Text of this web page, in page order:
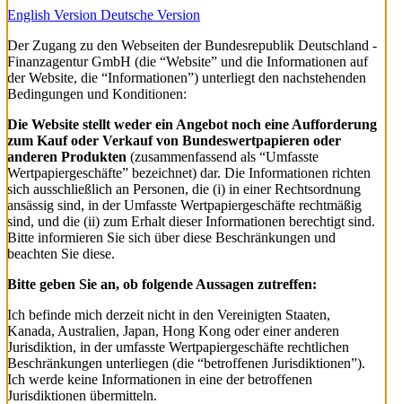
English Version Deutsche Version
Der Zugang zu den Webseiten der Bundesrepublik Deutschland -
Finanzagentur GmbH (die “Website” und die Informationen auf
der Website, die “Informationen”) unterliegt den nachstehenden
Bedingungen und Konditionen:
Die Website stellt weder ein Angebot noch eine Aufforderung
zum Kauf oder Verkauf von Bundeswertpapieren oder
anderen Produkten (zusammenfassend als “Umfasste
Wertpapiergeschäfte” bezeichnet) dar. Die Informationen richten
sich ausschließlich an Personen, die (i) in einer Rechtsordnung
ansässig sind, in der Umfasste Wertpapiergeschäfte rechtmäßig
sind, und die (ii) zum Erhalt dieser Informationen berechtigt sind.
Bitte informieren Sie sich über diese Beschränkungen und
beachten Sie diese.
Bitte geben Sie an, ob folgende Aussagen zutreffen:
Ich befinde mich derzeit nicht in den Vereinigten Staaten,
Kanada, Australien, Japan, Hong Kong oder einer anderen
Jurisdiktion, in der umfasste Wertpapiergeschäfte rechtlichen
Beschränkungen unterliegen (die “betroffenen Jurisdiktionen”).
Ich werde keine Informationen in eine der betroffenen
Jurisdiktionen übermitteln.